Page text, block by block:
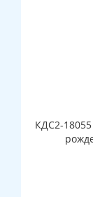
КДС2-